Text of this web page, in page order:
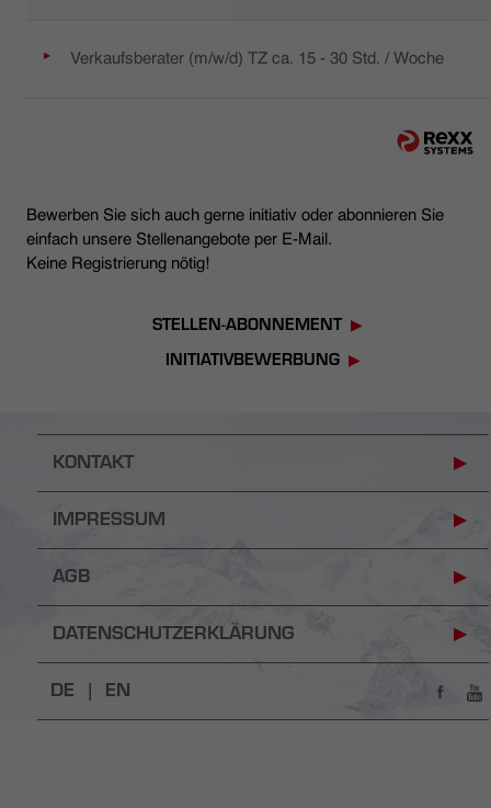
Verkaufsberater (m/w/d) TZ ca. 15 - 30 Std. / Woche
Bewerben Sie sich auch gerne initiativ oder abonnieren Sie
einfach unsere Stellenangebote per E-Mail.
Keine Registrierung nötig!
STELLEN-ABONNEMENT
INITIATIVBEWERBUNG
KONTAKT
IMPRESSUM
AGB
DATENSCHUTZERKLÄRUNG
DE | EN